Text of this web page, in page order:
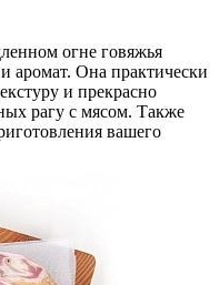
огне говяжья
аромат. Она практически
и прекрасно
рагу с мясом. Также
вашего